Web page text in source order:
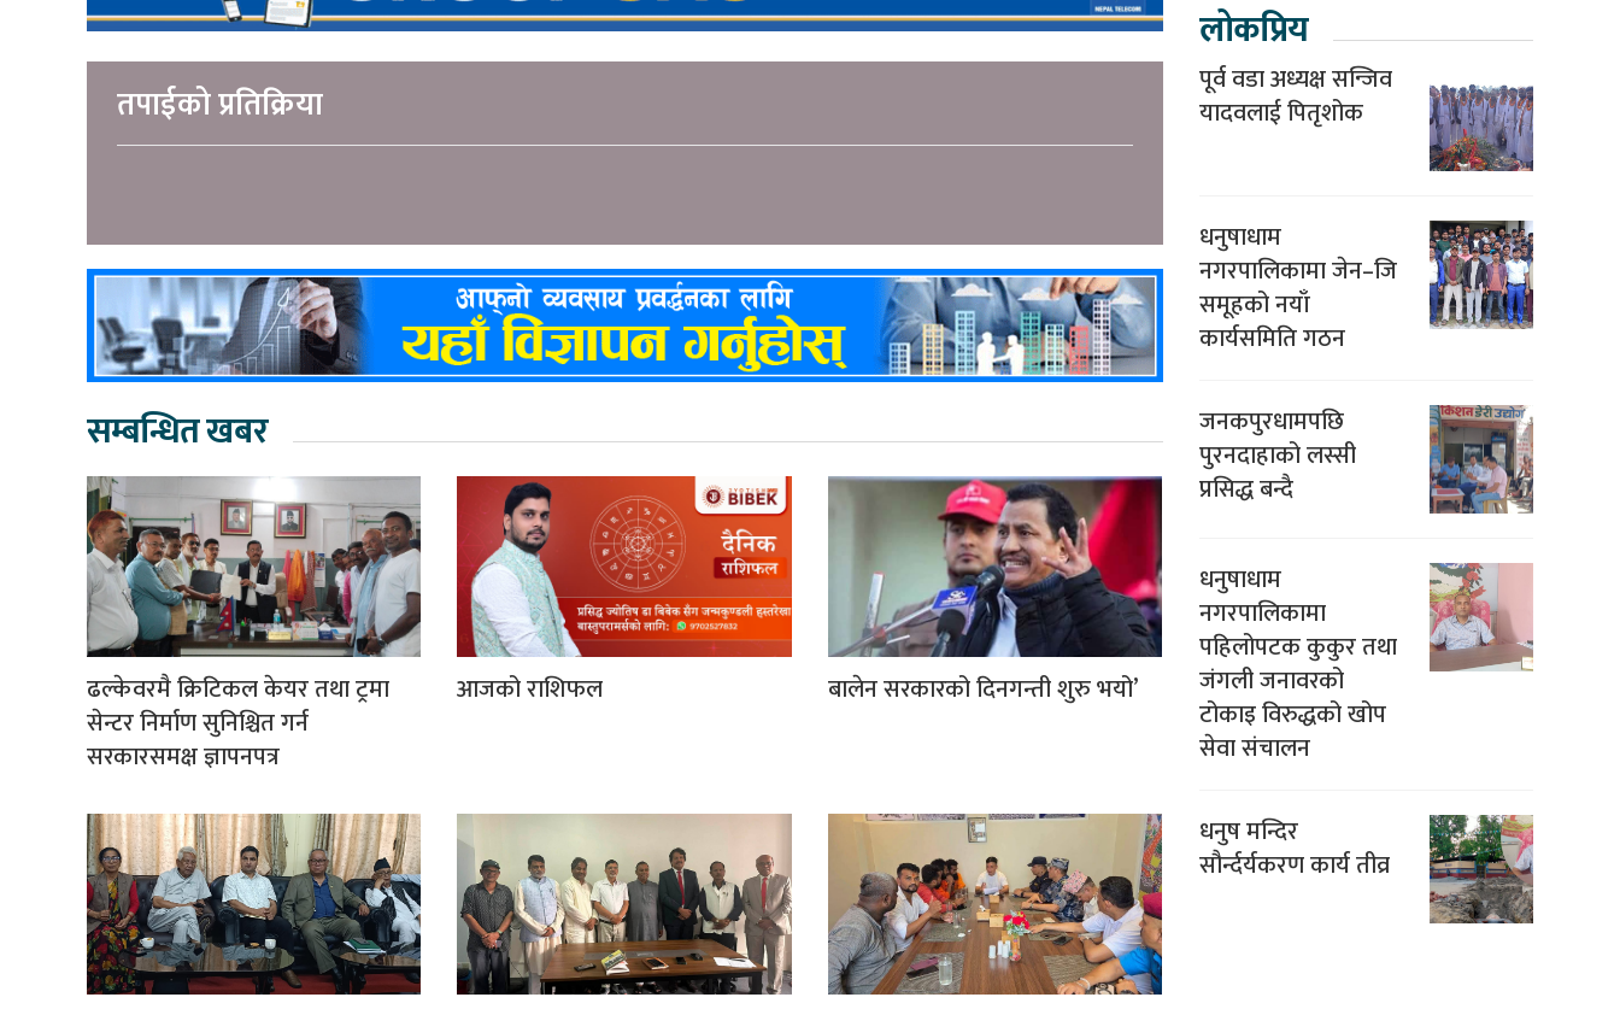
तपाईको प्रतिक्रिया
सम्बन्धित खबर
ढल्केवरमै क्रिटिकल केयर तथा ट्रमा
सेन्टर निर्माण सुनिश्चित गर्न
सरकारसमक्ष ज्ञापनपत्र
आजको राशिफल बालेन सरकारको दिनगन्ती शुरु भयो’
लोकप्रिय
पूर्व वडा अध्यक्ष सन्जिव
यादवलाई पितृशोक
धनुषाधाम
नगरपालिकामा जेन–जि
समूहको नयाँ
कार्यसमिति गठन
जनकपुरधामपछि
पुरनदाहाको लस्सी
प्रसिद्ध बन्दै
धनुषाधाम
नगरपालिकामा
पहिलोपटक कुकुर तथा
जंगली जनावरको
टोकाइ विरुद्धको खोप
सेवा संचालन
धनुष मन्दिर
सौर्न्दर्यकरण कार्य तीव्र